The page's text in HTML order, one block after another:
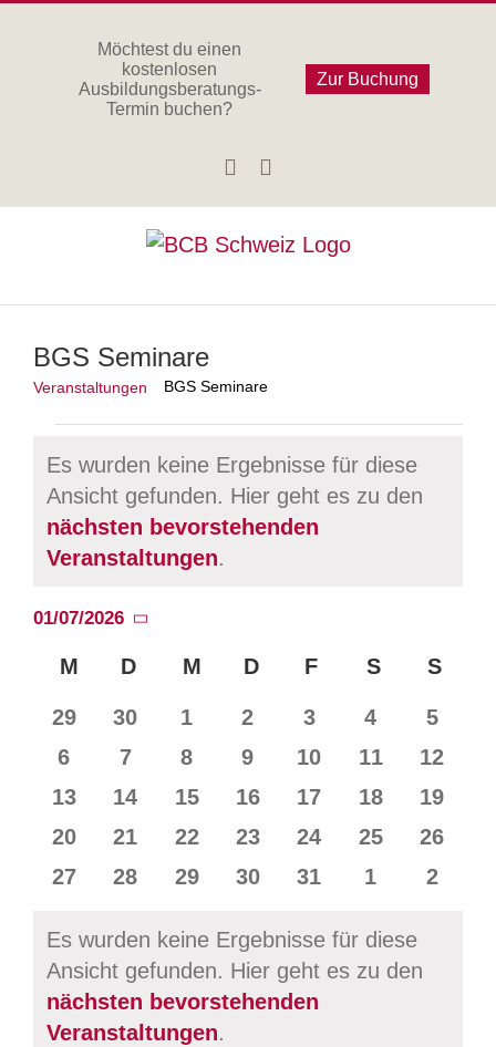
Möchtest du einen
kostenlosen
Ausbildungsberatungs-
Termin buchen?
Zur Buchung
Facebook
BGS Seminare
Veranstaltungen BGS Seminare
Hinweis
Es wurden keine Ergebnisse für diese
Ansicht gefunden. Hier geht es zu den
nächsten bevorstehenden
Veranstaltungen.
01/07/2026
Datum
wählen.
Kalender
von
Veranstaltungen
M MONTAG
D DIENSTAG
M MITTWOCH
D DONNERSTAG
F FREITAG
SSAMSTAG
S
0
Veranstaltungen
29
0
Veranstaltungen
30
0
Veranstaltungen
1
0
Veranstaltungen
2
0
Veranstaltungen
3
0
4
0
5
0
Veranstaltungen
6
0
Veranstaltungen
7
0
Veranstaltungen
8
0
Veranstaltungen
9
0
Veranstaltungen
10
0
11
0
12
0
Veranstaltungen
13
0
Veranstaltungen
14
0
Veranstaltungen
15
0
Veranstaltungen
16
0
Veranstaltungen
17
0
18
0
19
0
Veranstaltungen
20
0
Veranstaltungen
21
0
Veranstaltungen
22
0
Veranstaltungen
23
0
Veranstaltungen
24
0
25
0
26
0
27
0
28
0
29
0
30
0
31
0
1
0
2
Hinweis
Es wurden keine Ergebnisse für diese
Ansicht gefunden. Hier geht es zu den
nächsten bevorstehenden
Veranstaltungen.